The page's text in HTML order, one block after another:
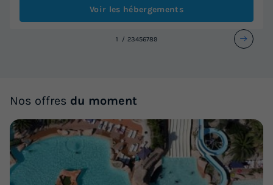
Voir les hébergements
1 23456789
Nos offres du moment